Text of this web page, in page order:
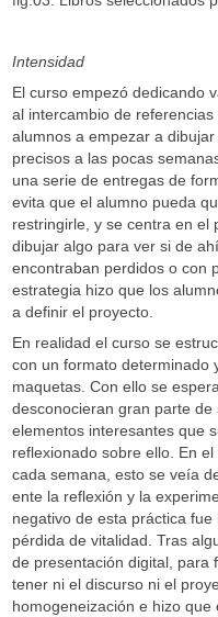
Intensidad
El curso empezó dedicando
al intercambio de
alumnos a empezar a
precisos a las pocas
una serie de entregas de
evita que el alumno pueda
restringirle, y se centra en el
dibujar algo para ver si de
encontraban perdidos o con
estrategia hizo que los
a definir el proyecto.
En realidad el curso se
con un formato determinado
maquetas. Con ello se
desconocieran gran parte
elementos interesantes que
reflexionado sobre ello. En
cada semana, esto se veía
ente la reflexión y la
negativo de esta práctica
pérdida de vitalidad. Tras
de presentación digital, para
tener ni el discurso ni el
homogeneización e hizo